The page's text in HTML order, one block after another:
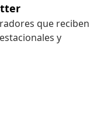
que reciben
y